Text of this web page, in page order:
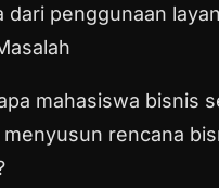
dari penggunaan
mahasiswa bisnis
menyusun rencana